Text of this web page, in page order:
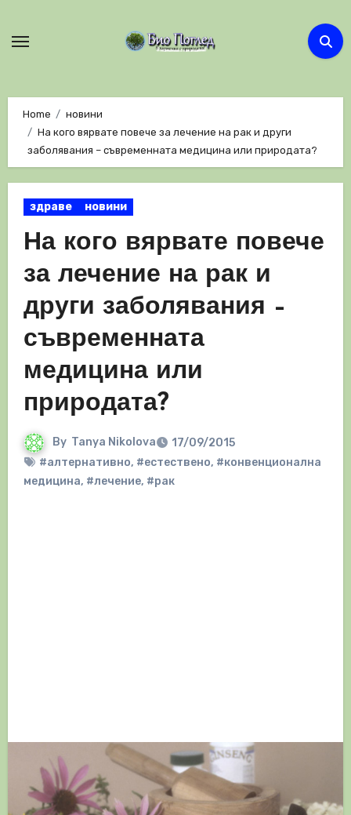
Home
новини
На кого вярвате повече за лечение на рак и други
заболявания – съвременната медицина или природата?
здраве новини
На кого вярвате повече
за лечение на рак и
други заболявания –
съвременната
медицина или
природата?
By Tanya Nikolova
17/09/2015
#алтернативно, #естествено, #конвенционална
медицина, #лечение, #рак